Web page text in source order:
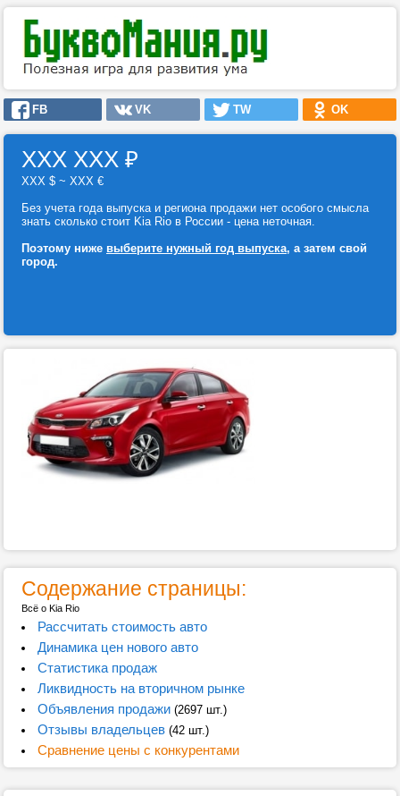
FB VK TW OK
ХХХ ХХХ ₽
ХХХ $ ~ ХХХ €
Без учета года выпуска и региона продажи нет особого смысла
знать сколько стоит Kia Rio в России - цена неточная.
Поэтому ниже выберите нужный год выпуска, а затем свой
город.
Содержание страницы:
Всё о Kia Rio
Рассчитать стоимость авто
Динамика цен нового авто
Статистика продаж
Ликвидность на вторичном рынке
Объявления продажи(2697 шт.)
Отзывы владельцев(42 шт.)
Сравнение цены с конкурентами